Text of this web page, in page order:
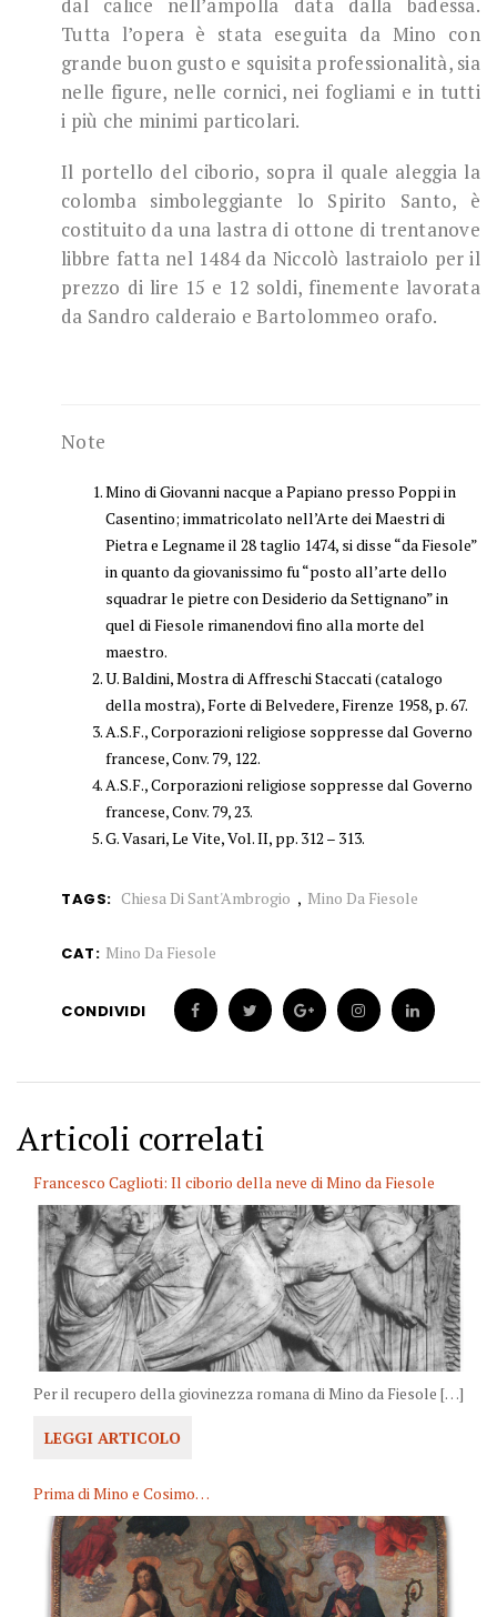
Tutta l’opera è stata eseguita da Mino con
grande buon gusto e squisita professionalità, sia
nelle figure, nelle cornici, nei fogliami e in tutti
i più che minimi particolari.
Il portello del ciborio, sopra il quale aleggia la
colomba simboleggiante lo Spirito Santo, è
costituito da una lastra di ottone di trentanove
libbre fatta nel 1484 da Niccolò lastraiolo per il
prezzo di lire 15 e 12 soldi, finemente lavorata
da Sandro calderaio e Bartolommeo orafo.
Note
Mino di Giovanni nacque a Papiano presso Poppi in
Casentino; immatricolato nell’Arte dei Maestri di
Pietra e Legname il 28 taglio 1474, si disse “da Fiesole”
in quanto da giovanissimo fu “posto all’arte dello
squadrar le pietre con Desiderio da Settignano” in
quel di Fiesole rimanendovi fino alla morte del
maestro.
U. Baldini, Mostra di Affreschi Staccati (catalogo
della mostra), Forte di Belvedere, Firenze 1958, p. 67.
A.S.F., Corporazioni religiose soppresse dal Governo
francese, Conv. 79, 122.
A.S.F., Corporazioni religiose soppresse dal Governo
francese, Conv. 79, 23.
G. Vasari, Le Vite, Vol. II, pp. 312 – 313.
TAGS: Chiesa Di Sant'Ambrogio Mino Da Fiesole
CAT: Mino Da Fiesole
CONDIVIDI
Articoli correlati
Francesco Caglioti: Il ciborio della neve di Mino da Fiesole
Per il recupero della giovinezza romana di Mino da Fiesole […]
LEGGI ARTICOLO
Prima di Mino e Cosimo…